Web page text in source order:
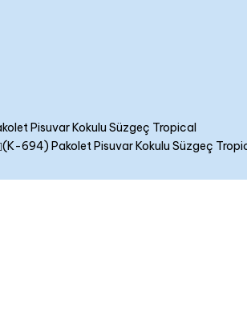
Pisuvar Kokulu Süzgeç Tropical
(K-694) Pakolet Pisuvar Kokulu Süzgeç